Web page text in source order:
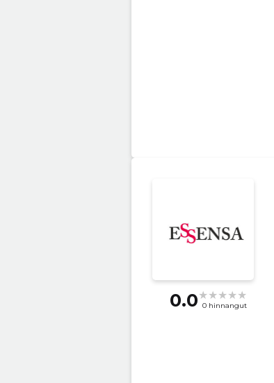
0.0 0 hinnangut